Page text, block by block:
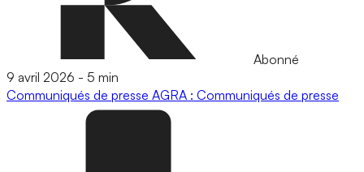
Abonné
9 avril 2026 - 5 min
Communiqués de presse AGRA : Communiqués de presse